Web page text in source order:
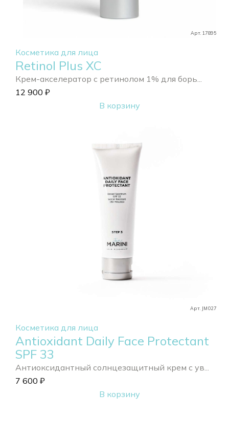
Арт. 17895
Косметика для лица
Retinol Plus XC
Крем-акселератор с ретинолом 1% для борь...
12 900 ₽
В корзину
Арт. JM027
Косметика для лица
Antioxidant Daily Face Protectant
SPF 33
Антиоксидантный солнцезащитный крем с ув...
7 600 ₽
В корзину